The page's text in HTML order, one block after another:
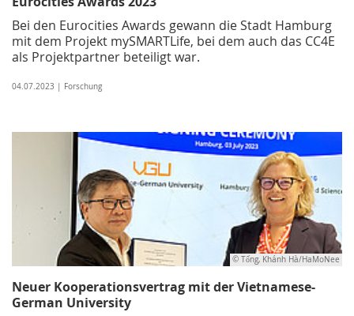
Bei den Eurocities Awards gewann die Stadt Hamburg
mit dem Projekt mySMARTLife, bei dem auch das CC4E
als Projektpartner beteiligt war.
04.07.2023 | Forschung
© Tống, Khánh Hà/HaMoNee
Neuer Kooperationsvertrag mit der Vietnamese-
German University